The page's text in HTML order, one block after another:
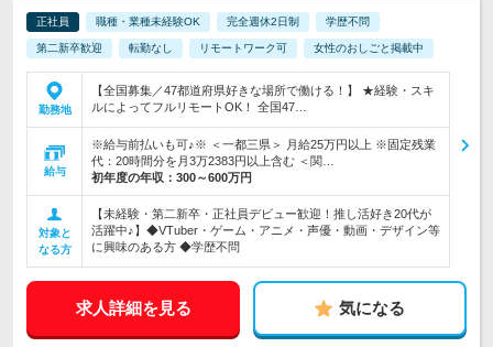
正社員 職種・業種未経験OK 完全週休2日制 学歴不問
第二新卒歓迎 転勤なし リモートワーク可 女性のおしごと掲載中
勤務地
【全国募集／47都道府県好きな場所で働ける！】 ★経験・スキ
ルによってフルリモートOK！ 全国47…
給与
※給与前払いも可♪※ ＜一都三県＞ 月給25万円以上 ※固定残業
代：20時間分を月3万2383円以上含む ＜関…
初年度の年収： 300～600万円
対象と
なる方
【未経験・第二新卒・正社員デビュー歓迎！推し活好き20代が
活躍中♪】◆VTuber・ゲーム・アニメ・声優・動画・デザイン等
に興味のある方 ◆学歴不問
求人詳細を見る 気になる